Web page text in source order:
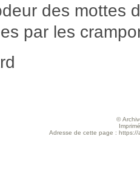
des mottes
par les
©
Adresse de cette page : https://